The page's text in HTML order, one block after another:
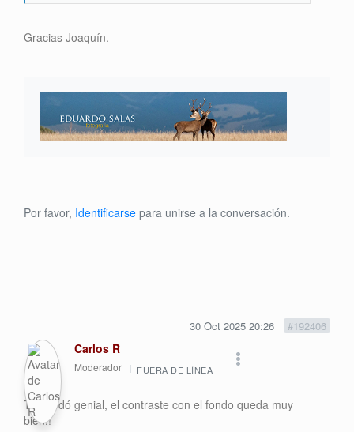
Gracias Joaquín.
Por favor, Identificarse para unirse a la conversación.
30 Oct 2025 20:26 #192406
Carlos R
Moderador FUERA DE LÍNEA
Te quedó genial, el contraste con el fondo queda muy
bien.!